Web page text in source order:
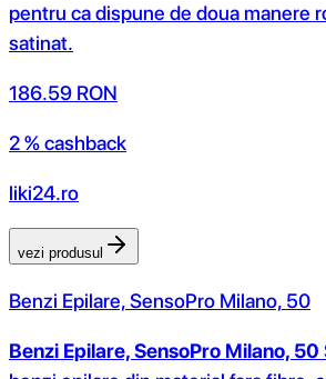
pentru ca dispune de doua manere
satinat.
186.59 RON
2 % cashback
liki24.ro
vezi produsul
Benzi Epilare, SensoPro Milano, 50
Benzi Epilare, SensoPro Milano, 50